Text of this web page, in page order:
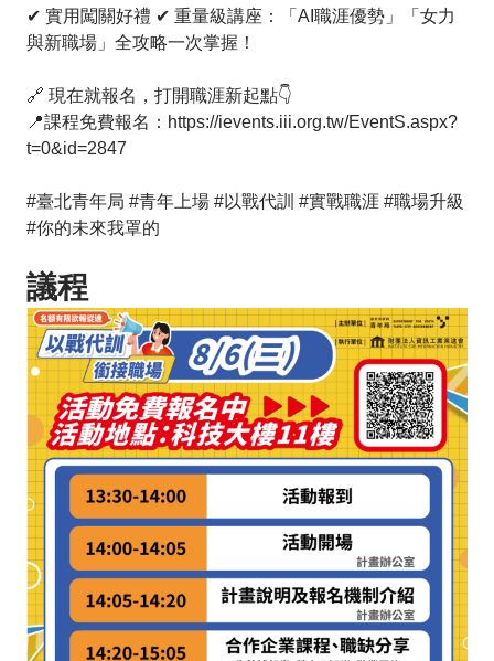
✔ 實用闖關好禮 ✔ 重量級講座：「AI職涯優勢」「女力
與新職場」全攻略一次掌握！
🔗 現在就報名，打開職涯新起點👇
📍課程免費報名：https://ievents.iii.org.tw/EventS.aspx?
t=0&id=2847
#臺北青年局 #青年上場 #以戰代訓 #實戰職涯 #職場升級
#你的未來我罩的
議程